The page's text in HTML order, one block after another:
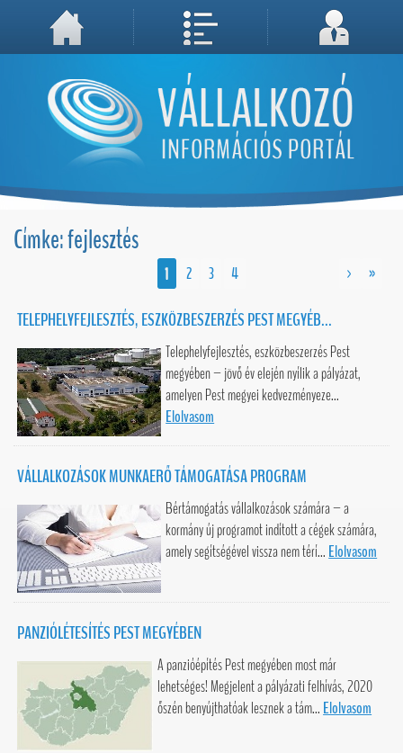
A weboldal használatával Ön elfogadja, hogy Cookie-kat (sütiket) tároljunk számítógépén. A sütik a weboldal megfelelő működéséhez
Megértettem, folytatás...
Címke: fejlesztés
1 2 3 4 > »
TELEPHELYFEJLESZTÉS, ESZKÖZBESZERZÉS PEST MEGYÉB...
Telephelyfejlesztés, eszközbeszerzés Pest
megyében – jövő év elején nyílik a pályázat,
amelyen Pest megyei kedvezményeze...
Elolvasom
VÁLLALKOZÁSOK MUNKAERŐ TÁMOGATÁSA PROGRAM
Bértámogatás vállalkozások számára – a
kormány új programot indított a cégek számára,
amely segítségével vissza nem térí... Elolvasom
PANZIÓLÉTESÍTÉS PEST MEGYÉBEN
A panzióépítés Pest megyében most már
lehetséges! Megjelent a pályázati felhívás, 2020
őszén benyújthatóak lesznek a tám... Elolvasom